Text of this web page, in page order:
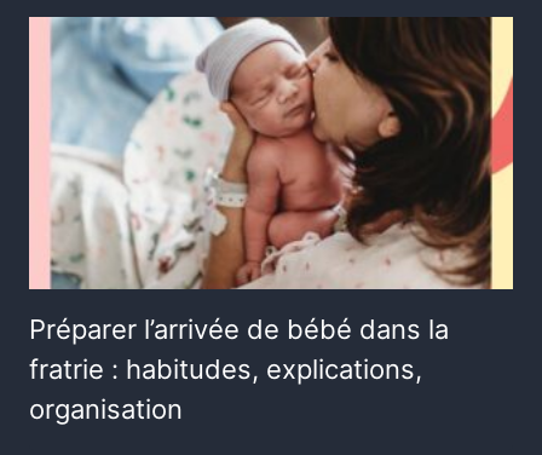
Préparer l’arrivée de bébé dans la
fratrie : habitudes, explications,
organisation